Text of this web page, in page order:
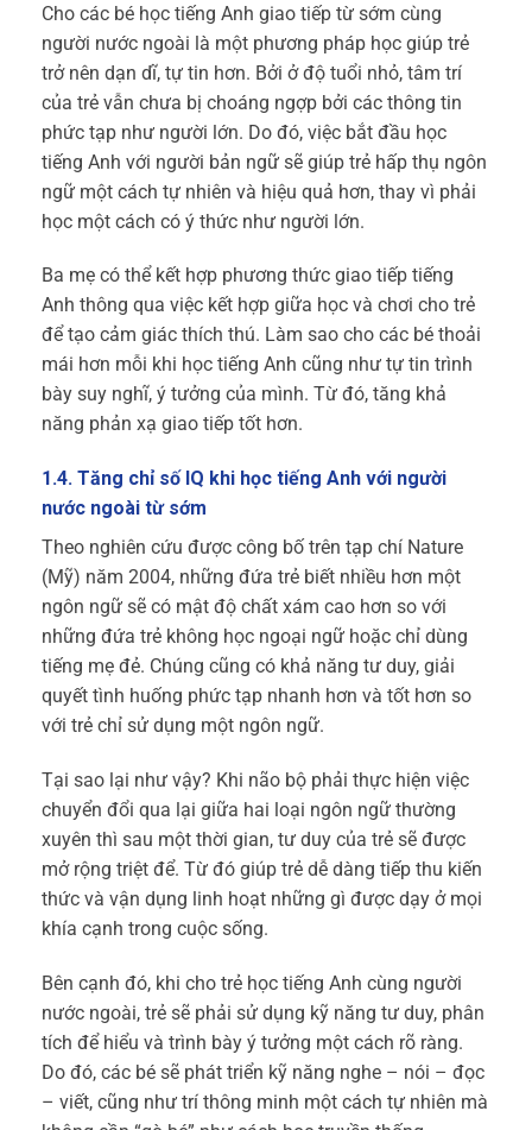
Cho các bé học tiếng Anh giao tiếp từ sớm cùng
người nước ngoài là một phương pháp học giúp trẻ
trở nên dạn dĩ, tự tin hơn. Bởi ở độ tuổi nhỏ, tâm trí
của trẻ vẫn chưa bị choáng ngợp bởi các thông tin
phức tạp như người lớn. Do đó, việc bắt đầu học
tiếng Anh với người bản ngữ sẽ giúp trẻ hấp thụ ngôn
ngữ một cách tự nhiên và hiệu quả hơn, thay vì phải
học một cách có ý thức như người lớn.
Ba mẹ có thể kết hợp phương thức giao tiếp tiếng
Anh thông qua việc kết hợp giữa học và chơi cho trẻ
để tạo cảm giác thích thú. Làm sao cho các bé thoải
mái hơn mỗi khi học tiếng Anh cũng như tự tin trình
bày suy nghĩ, ý tưởng của mình. Từ đó, tăng khả
năng phản xạ giao tiếp tốt hơn.
1.4. Tăng chỉ số IQ khi học tiếng Anh với người
nước ngoài từ sớm
Theo nghiên cứu được công bố trên tạp chí Nature
(Mỹ) năm 2004, những đứa trẻ biết nhiều hơn một
ngôn ngữ sẽ có mật độ chất xám cao hơn so với
những đứa trẻ không học ngoại ngữ hoặc chỉ dùng
tiếng mẹ đẻ. Chúng cũng có khả năng tư duy, giải
quyết tình huống phức tạp nhanh hơn và tốt hơn so
với trẻ chỉ sử dụng một ngôn ngữ.
Tại sao lại như vậy? Khi não bộ phải thực hiện việc
chuyển đổi qua lại giữa hai loại ngôn ngữ thường
xuyên thì sau một thời gian, tư duy của trẻ sẽ được
mở rộng triệt để. Từ đó giúp trẻ dễ dàng tiếp thu kiến
thức và vận dụng linh hoạt những gì được dạy ở mọi
khía cạnh trong cuộc sống.
Bên cạnh đó, khi cho trẻ học tiếng Anh cùng người
nước ngoài, trẻ sẽ phải sử dụng kỹ năng tư duy, phân
tích để hiểu và trình bày ý tưởng một cách rõ ràng.
Do đó, các bé sẽ phát triển kỹ năng nghe – nói – đọc
– viết, cũng như trí thông minh một cách tự nhiên mà